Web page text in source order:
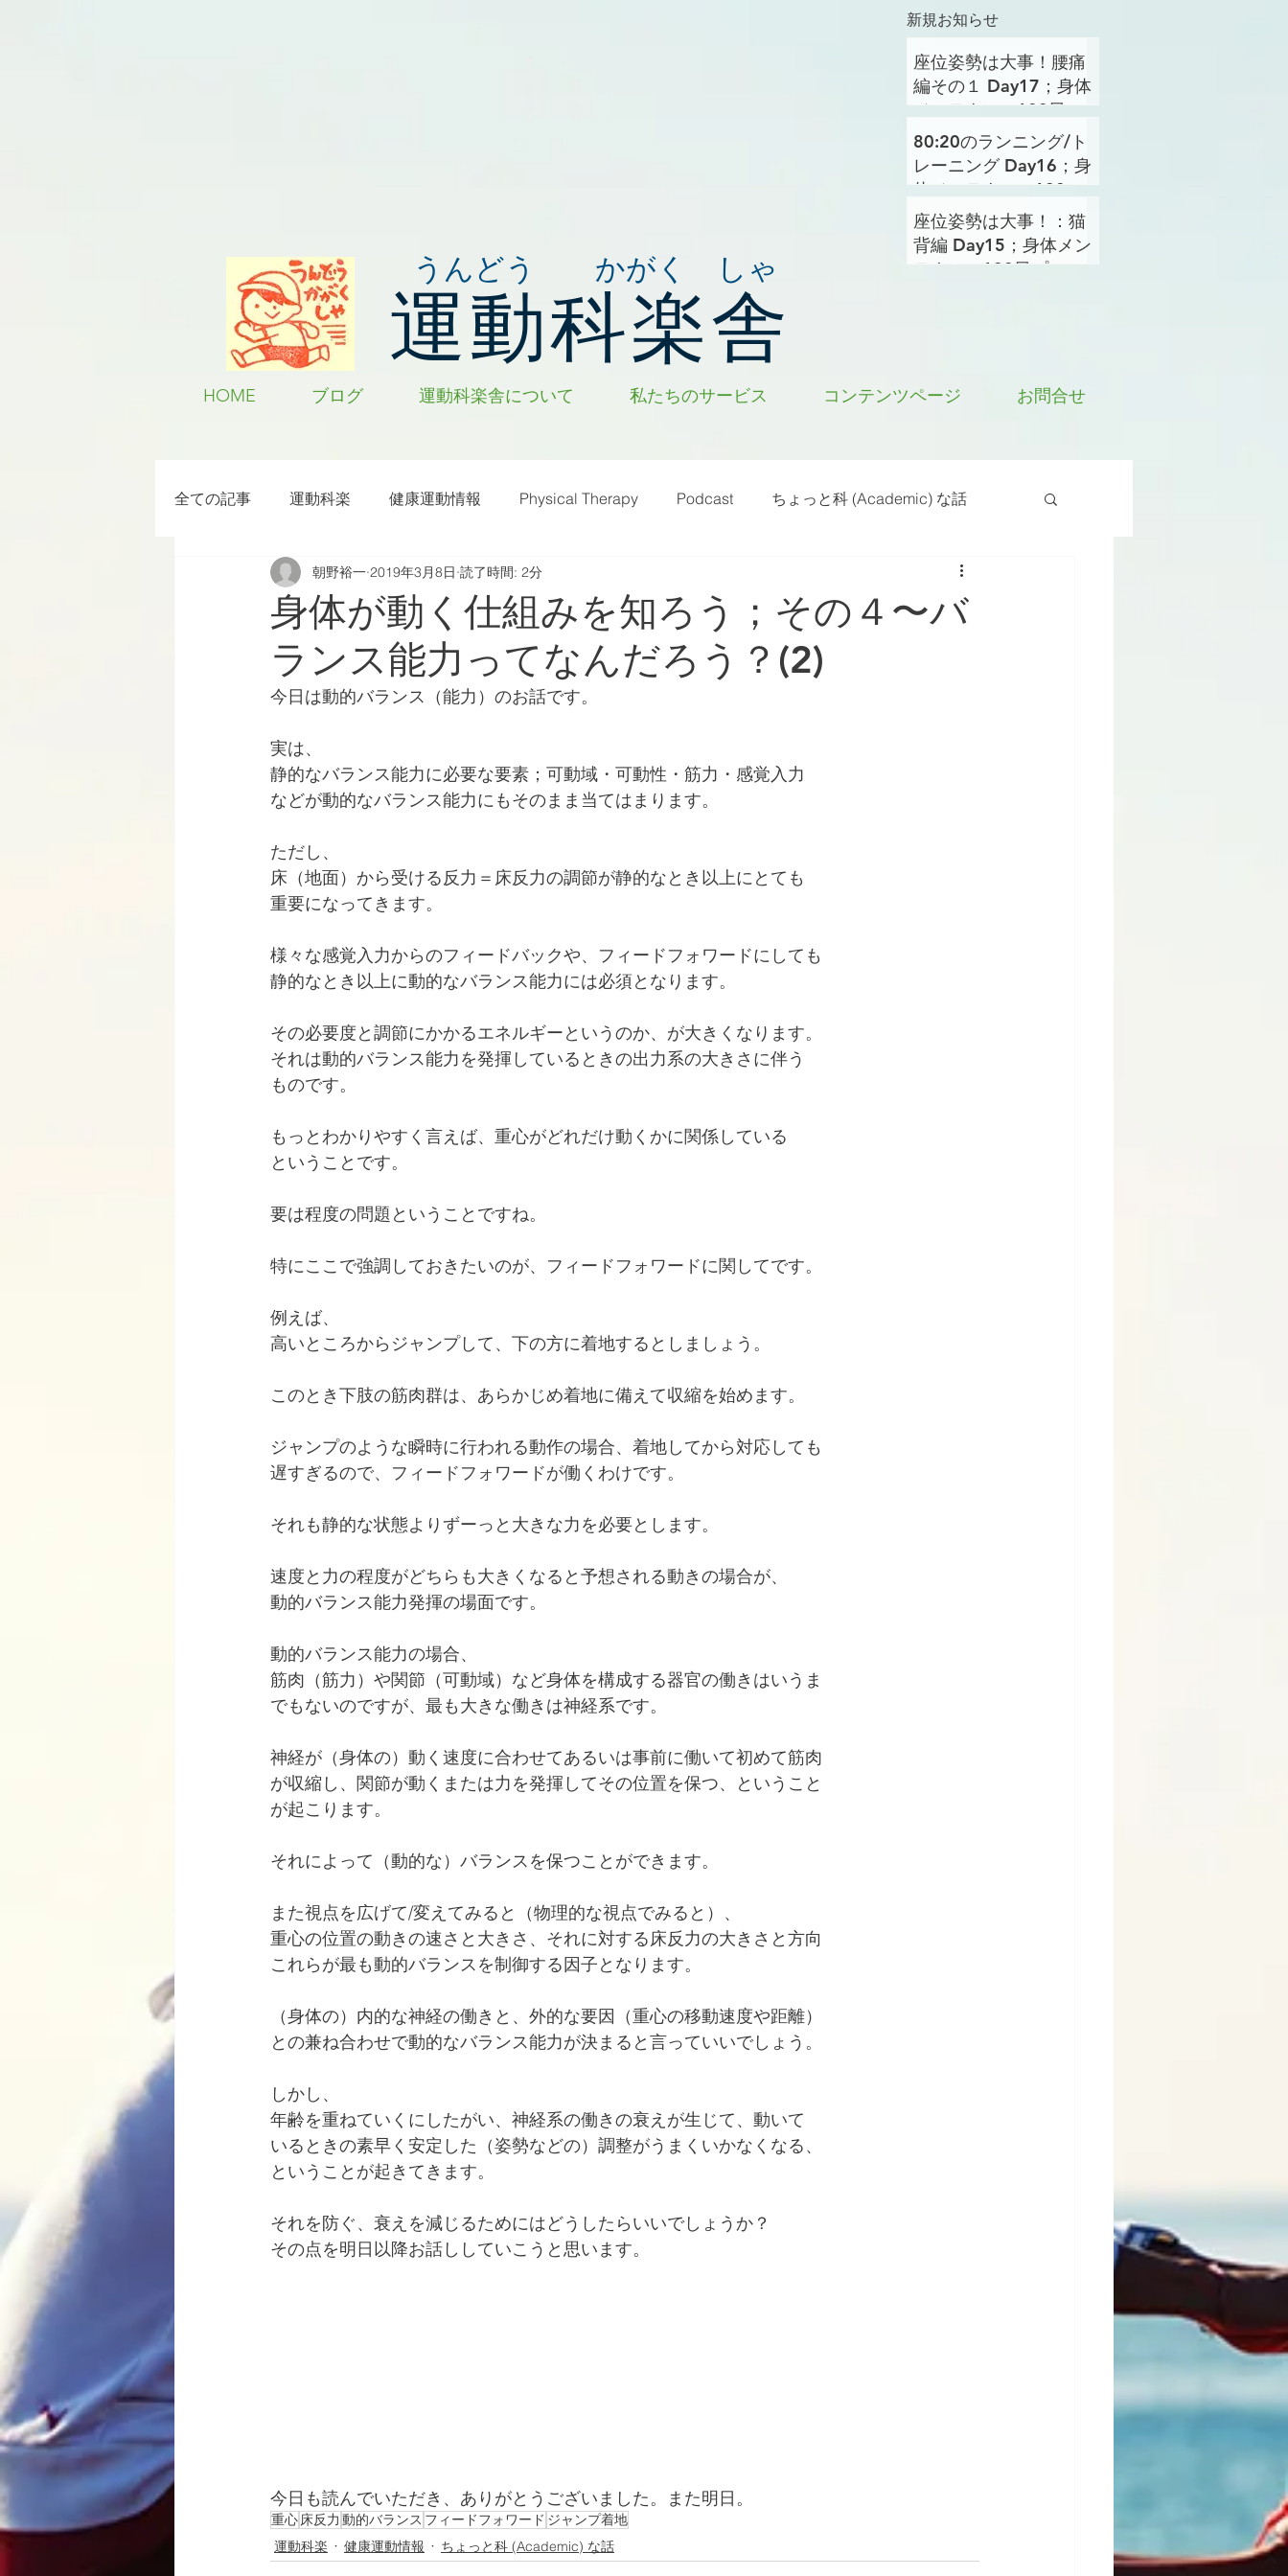
新規お知らせ
うんどう かがく しゃ
運動科楽舎
座位姿勢は大事！腰痛
編その１ Day17；身体
メンテナンス100日プ
ロジェクト
80:20のランニング/ト
レーニング Day16；身
体メンテナンス100日
プロジェクト
座位姿勢は大事！：猫
背編 Day15；身体メン
テナンス100日プロジ
HOME ブログ 運動科楽舎について 私たちのサービス コンテンツページ お問合せ
全ての記事 運動科楽 健康運動情報 Physical Therapy Podcast ちょっと科 (Academic) な話
ちょっと楽 (Entertainment) な話 雑感その他
RWC2019 ラグビー カラダフリー 身体運動 姿勢 バランス バランス能力
身体が動く仕組みを知ろう；その４〜バ
ランス能力ってなんだろう？(2)
朝野裕一 2019年3月8日 読了時間: 2分
今日は動的バランス（能力）のお話です。
実は、
静的なバランス能力に必要な要素；可動域・可動性・筋力・感覚入力
などが動的なバランス能力にもそのまま当てはまります。
ただし、
床（地面）から受ける反力＝床反力の調節が静的なとき以上にとても
重要になってきます。
様々な感覚入力からのフィードバックや、フィードフォワードにしても
静的なとき以上に動的なバランス能力には必須となります。
その必要度と調節にかかるエネルギーというのか、が大きくなります。
それは動的バランス能力を発揮しているときの出力系の大きさに伴う
ものです。
もっとわかりやすく言えば、重心がどれだけ動くかに関係している
ということです。
要は程度の問題ということですね。
特にここで強調しておきたいのが、フィードフォワードに関してです。
例えば、
高いところからジャンプして、下の方に着地するとしましょう。
このとき下肢の筋肉群は、あらかじめ着地に備えて収縮を始めます。
ジャンプのような瞬時に行われる動作の場合、着地してから対応しても
遅すぎるので、フィードフォワードが働くわけです。
それも静的な状態よりずーっと大きな力を必要とします。
速度と力の程度がどちらも大きくなると予想される動きの場合が、
動的バランス能力発揮の場面です。
動的バランス能力の場合、
筋肉（筋力）や関節（可動域）など身体を構成する器官の働きはいうま
でもないのですが、最も大きな働きは神経系です。
神経が（身体の）動く速度に合わせてあるいは事前に働いて初めて筋肉
が収縮し、関節が動くまたは力を発揮してその位置を保つ、ということ
が起こります。
それによって（動的な）バランスを保つことができます。
また視点を広げて/変えてみると（物理的な視点でみると）、
重心の位置の動きの速さと大きさ、それに対する床反力の大きさと方向
これらが最も動的バランスを制御する因子となります。
（身体の）内的な神経の働きと、外的な要因（重心の移動速度や距離）
との兼ね合わせで動的なバランス能力が決まると言っていいでしょう。
しかし、
年齢を重ねていくにしたがい、神経系の働きの衰えが生じて、動いて
いるときの素早く安定した（姿勢などの）調整がうまくいかなくなる、
ということが起きてきます。
それを防ぐ、衰えを減じるためにはどうしたらいいでしょうか？
その点を明日以降お話ししていこうと思います。
今日も読んでいただき、ありがとうございました。また明日。
重心床反力 動的バランス フィードフォワード ジャンプ着地
運動科楽
健康運動情報 ちょっと科 (Academic) な話